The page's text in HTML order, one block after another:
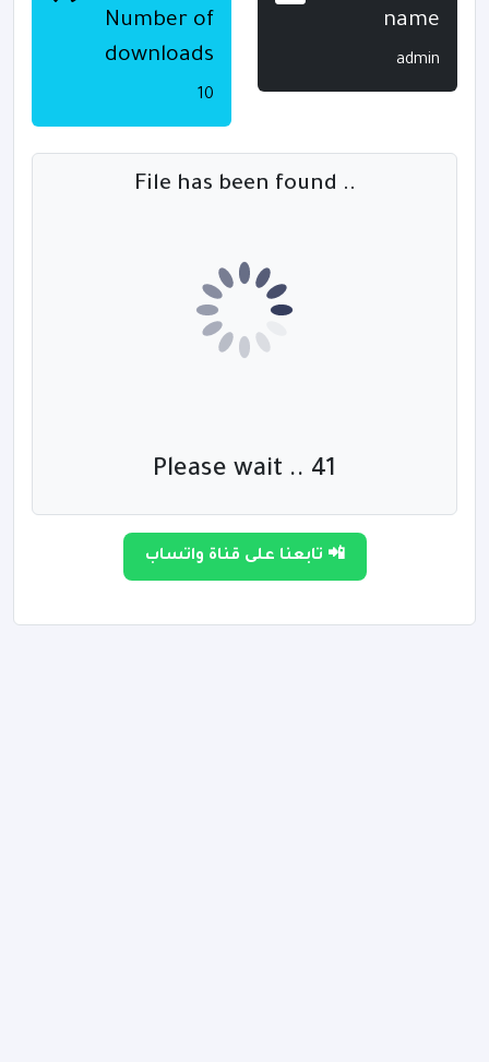
Number of
downloads
10
name
admin
File has been found ..
Please wait .. 40
تابعنا على قناة واتساب 📲